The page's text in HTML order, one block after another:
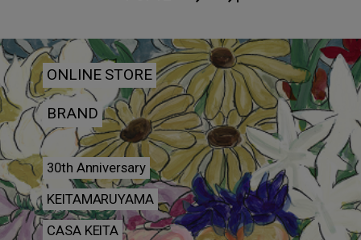
ONLINE STORE
BRAND
30th Anniversary
KEITAMARUYAMA
CASA KEITA